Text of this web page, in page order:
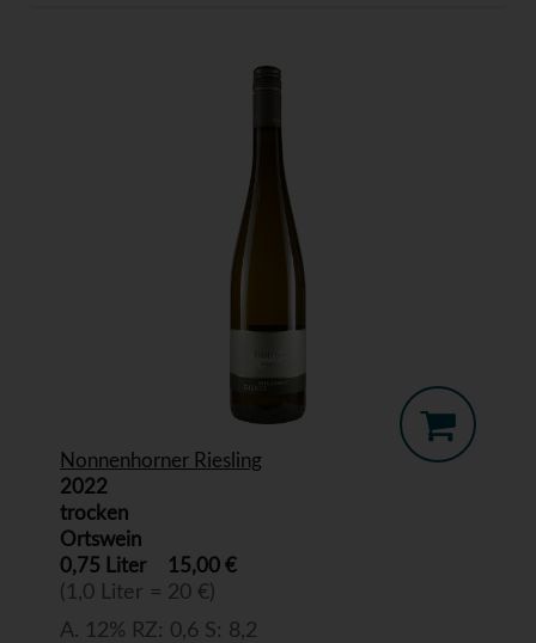
Nonnenhorner Riesling
2022
trocken
Ortswein
0,75 Liter
15,00 €
(1,0 Liter = 20 €)
A. 12% RZ: 0,6 S: 8,2